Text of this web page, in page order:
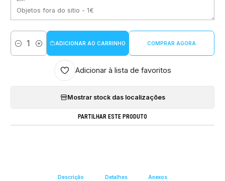
Quantidade
ADICIONAR AO CARRINHO COMPRAR AGORA
Adicionar à lista de favoritos
Mostrar stock das localizações
PARTILHAR ESTE PRODUTO
Descrição Detalhes Anexos